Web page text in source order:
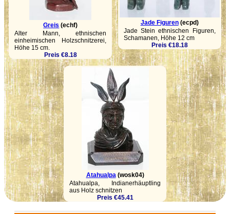
Greis (echf)
Alter Mann, ethnischen
einheimischen Holzschnitzerei,
Höhe 15 cm.
Preis €8.18
Jade Figuren(ecpd)
Jade Stein ethnischen Figuren,
Schamanen, Höhe 12 cm
Preis €18.18
Atahualpa(wosk04)
Atahualpa, Indianerhäuptling
aus Holz schnitzen
Preis €45.41